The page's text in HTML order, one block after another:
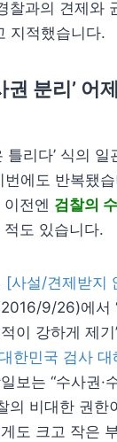
찰과의 견제와
지적했습니다.
권 분리’ 어
틀리다’ 식의
에도 반복됐
전엔 검찰의
도 있습니다.
[사설/견제받지
9/26)에서
이 강하게 제기
한민국 검사 대
보는 “수사권·
의 비대한 권한
도 크고 작은